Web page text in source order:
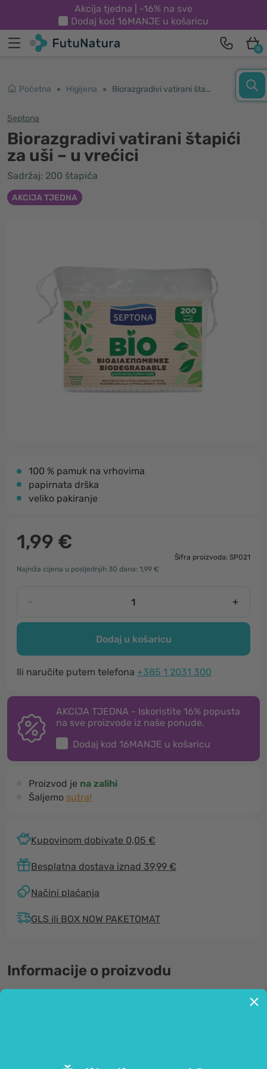
Akcija tjedna | -16% na sve
Dodaj kod 16MANJE u košaricu
0
Početna Higijena Biorazgradivi vatirani štapići za uši – u vrećici
Septona
Biorazgradivi vatirani štapići
za uši – u vrećici
Sadržaj: 200 štapića
AKCIJA TJEDNA
100 % pamuk na vrhovima
papirnata drška
veliko pakiranje
1,99 €
Šifra proizvoda: SP021
Najniža cijena u posljednjih 30 dana: 1,99 €
- +
Dodaj u košaricu
Ili naručite putem telefona +385 1 2031 300
AKCIJA TJEDNA - Iskoristite 16% popusta
na sve proizvode iz naše ponude.
Dodaj kod 16MANJE u košaricu
Proizvod je na zalihi
Šaljemo sutra!
Kupovinom dobivate 0,05 €
Besplatna dostava iznad 39,99 €
Načini plaćanja
GLS ili BOX NOW PAKETOMAT
Informacije o proizvodu